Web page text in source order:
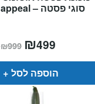
סוגי פסטה – food appeal
₪999 המחיר
המקורי
היה:
₪999.
₪499
הוא:
הוספה לסל